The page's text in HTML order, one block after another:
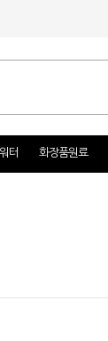
터 화장품원료